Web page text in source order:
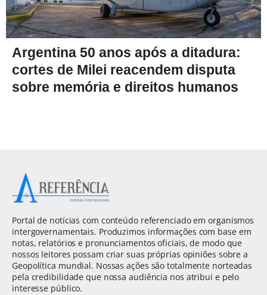
Argentina 50 anos após a ditadura:
cortes de Milei reacendem disputa
sobre memória e direitos humanos
Portal de notícias com conteúdo referenciado em organismos
intergovernamentais. Produzimos informações com base em
notas, relatórios e pronunciamentos oficiais, de modo que
nossos leitores possam criar suas próprias opiniões sobre a
Geopolítica mundial. Nossas ações são totalmente norteadas
pela credibilidade que nossa audiência nos atribui e pelo
interesse público.